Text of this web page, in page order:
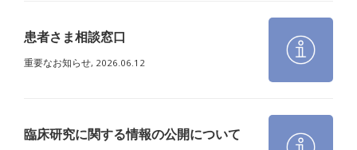
患者さま相談窓口
重要なお知らせ, 2026.06.12
臨床研究に関する情報の公開について